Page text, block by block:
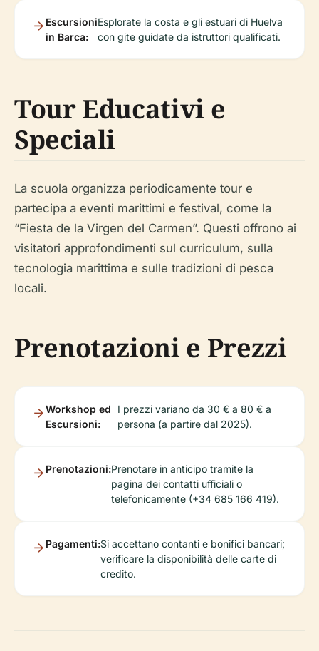
Escursioni
in Barca:
Esplorate la costa e gli estuari di Huelva
con gite guidate da istruttori qualificati.
Tour Educativi e
Speciali
La scuola organizza periodicamente tour e
partecipa a eventi marittimi e festival, come la
“Fiesta de la Virgen del Carmen”. Questi offrono ai
visitatori approfondimenti sul curriculum, sulla
tecnologia marittima e sulle tradizioni di pesca
locali.
Prenotazioni e Prezzi
Workshop ed
Escursioni:
I prezzi variano da 30 € a 80 € a
persona (a partire dal 2025).
Prenotazioni:Prenotare in anticipo tramite la
pagina dei contatti ufficiali o
telefonicamente (+34 685 166 419).
Pagamenti:Si accettano contanti e bonifici bancari;
verificare la disponibilità delle carte di
credito.